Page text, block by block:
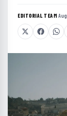
EDITORIAL TEAM·